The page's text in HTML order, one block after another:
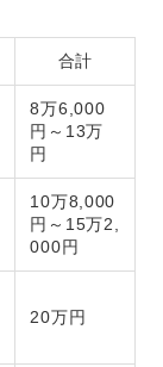
合計
8万6,000
円～13万
円
10万8,000
円～15万2,
000円
20万円